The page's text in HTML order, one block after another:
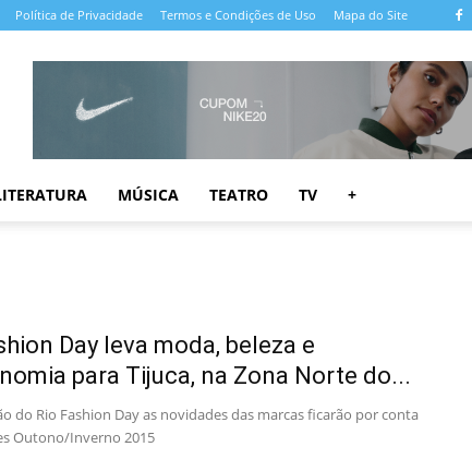
Política de Privacidade Termos e Condições de Uso Mapa do Site
MÚSICA TEATRO TV +
Day leva moda, beleza e
para Tijuca, na Zona Norte do...
do Rio Fashion Day as novidades das marcas ficarão por conta
Outono/Inverno 2015